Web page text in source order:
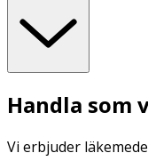
Handla som
Vi erbjuder